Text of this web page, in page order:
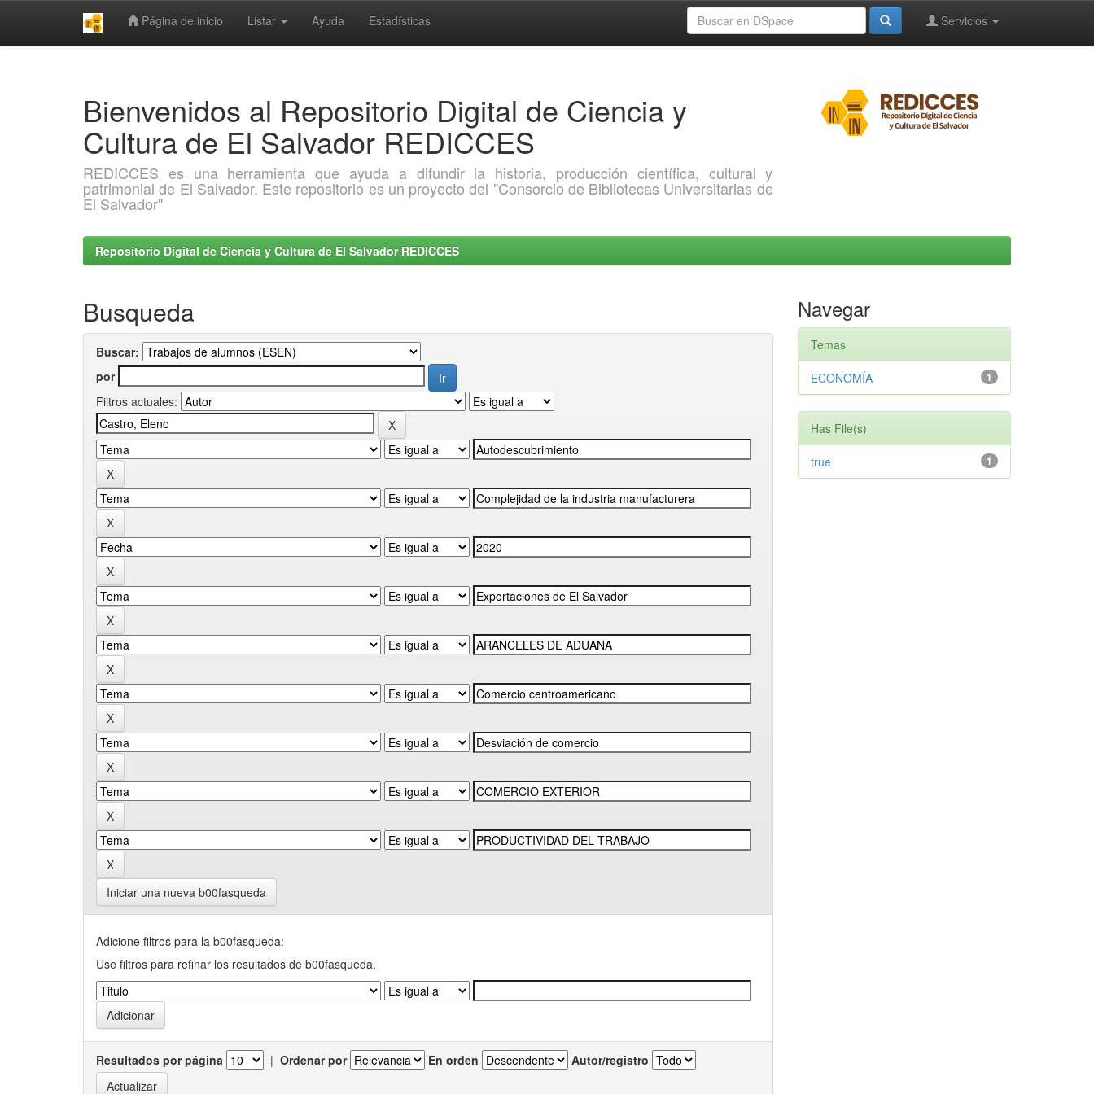
Página de inicio Listar Ayuda Estadísticas Servicios
Bienvenidos al Repositorio Digital de Ciencia y
Cultura de El Salvador REDICCES
REDICCES es una herramienta que ayuda a difundir la historia, producción científica, cultural y
patrimonial de El Salvador. Este repositorio es un proyecto del "Consorcio de Bibliotecas Universitarias de
El Salvador"
Repositorio Digital de Ciencia y Cultura de El Salvador REDICCES
Busqueda
Buscar:
por
Filtros actuales:
Iniciar una nueva b00fasqueda
Adicione filtros para la b00fasqueda:
Use filtros para refinar los resultados de b00fasqueda.
Resultados por página | Ordenar por En orden Autor/registro
Navegar
Temas
1
ECONOMÍA
Has File(s)
1
true